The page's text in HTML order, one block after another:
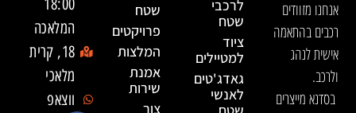
אנחנו מזוודים
רכבים בהתאמה
אישית לנהג
ולרכב.
בסדנא מייצרים
לרכבי
שטח
ציוד
למטיילים
גאדג'טים
לאנשי
שטח
פרויקטים
המלצות
אמנת
שירות
צור
המלאכה
18, קרית
מלאכי
ווצאפ